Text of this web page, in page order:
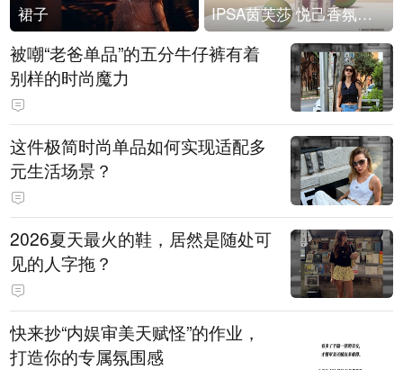
裙子 IPSA茵芙莎 悦己香氛凝露上市
被嘲“老爸单品”的五分牛仔裤有着
别样的时尚魔力
这件极简时尚单品如何实现适配多
元生活场景？
2026夏天最火的鞋，居然是随处可
见的人字拖？
快来抄“内娱审美天赋怪”的作业，
打造你的专属氛围感